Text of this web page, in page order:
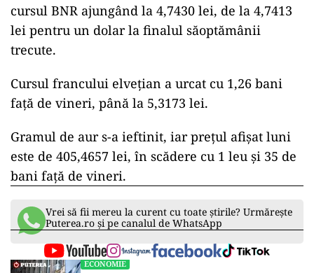
cursul BNR ajungând la 4,7430 lei, de la 4,7413
lei pentru un dolar la finalul săoptămânii
trecute.
Cursul francului elveţian a urcat cu 1,26 bani
faţă de vineri, până la 5,3173 lei.
Gramul de aur s-a ieftinit, iar preţul afişat luni
este de 405,4657 lei, în scădere cu 1 leu şi 35 de
bani faţă de vineri.
Vrei să fii mereu la curent cu toate știrile? Urmărește
Puterea.ro și pe canalul de WhatsApp
ECONOMIE